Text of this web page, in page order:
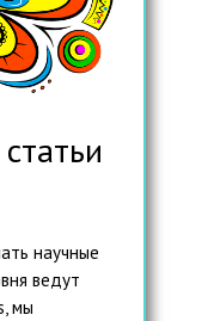
научные
ведут
мы